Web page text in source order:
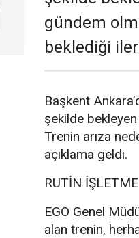
gündem
beklediği
Başkent
şekilde
Trenin arıza
açıklama geldi.
RUTİN
EGO Genel
alan trenin,